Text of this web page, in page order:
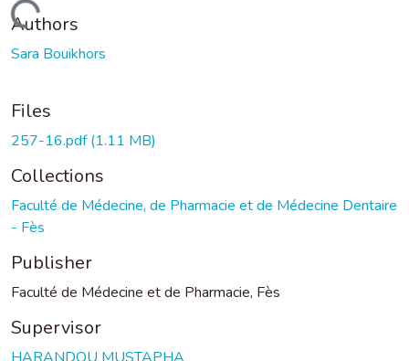
Loading...
Authors
Sara Bouikhors
Files
257-16.pdf(1.11 MB)
Collections
Faculté de Médecine, de Pharmacie et de Médecine Dentaire
- Fès
Publisher
Faculté de Médecine et de Pharmacie, Fès
Supervisor